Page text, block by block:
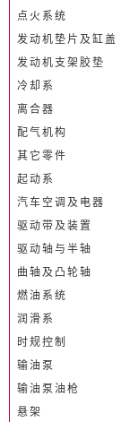
点火系统
发动机垫片及缸盖
发动机支架胶垫
冷却系
离合器
配气机构
其它零件
起动系
汽车空调及电器
驱动带及装置
驱动轴与半轴
曲轴及凸轮轴
燃油系统
润滑系
时规控制
输油泵
输油泵油枪
悬架